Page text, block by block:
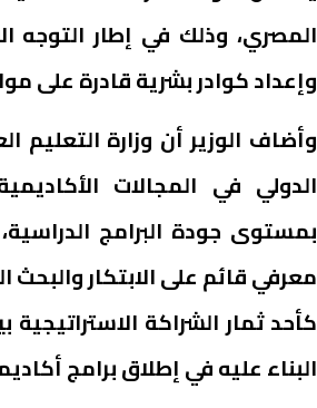
المصري، وذلك في إطار التوجه
وإعداد كوادر بشرية قادرة على
وأضاف الوزير أن وزارة
الدولي في المجالات
بمستوى جودة البرامج
معرفي قائم على الابتكار والبحث
كأحد ثمار الشراكة
البناء عليه في إطلاق برامج
خشبية بفناء